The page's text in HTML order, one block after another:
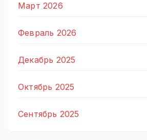
Март 2026
Февраль 2026
Декабрь 2025
Октябрь 2025
Сентябрь 2025